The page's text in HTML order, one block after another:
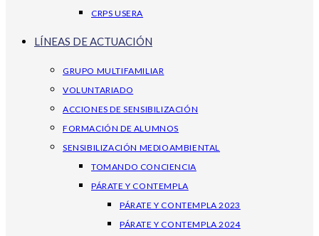
CRPS USERA
LÍNEAS DE ACTUACIÓN
GRUPO MULTIFAMILIAR
VOLUNTARIADO
ACCIONES DE SENSIBILIZACIÓN
FORMACIÓN DE ALUMNOS
SENSIBILIZACIÓN MEDIOAMBIENTAL
TOMANDO CONCIENCIA
PÁRATE Y CONTEMPLA
PÁRATE Y CONTEMPLA 2023
PÁRATE Y CONTEMPLA 2024